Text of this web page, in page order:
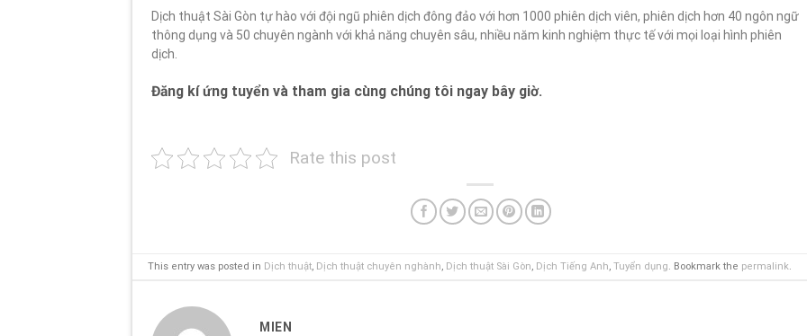
Dịch thuật Sài Gòn tự hào với đội ngũ phiên dịch đông đảo với hơn 1000 phiên dịch viên, phiên dịch hơn 40 ngôn ngữ
thông dụng và 50 chuyên ngành với khả năng chuyên sâu, nhiều năm kinh nghiệm thực tế với mọi loại hình phiên
dịch.
Đăng kí ứng tuyển và tham gia cùng chúng tôi ngay bây giờ.
Rate this post
This entry was posted in Dịch thuật, Dịch thuật chuyên nghành, Dịch thuật Sài Gòn, Dịch Tiếng Anh, Tuyển dụng. Bookmark the permalink.
MIEN